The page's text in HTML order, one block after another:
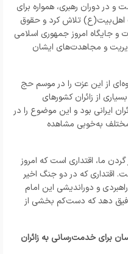
در دوران رهبری، همواره برای
اهل‌بیت(ع) تلاش کرد و حقوق
و جایگاه امروز جمهوری اسلامی
و مجاهدت‌های ایشان
از این عزت را در موسم حج
از زائران کشورهای
ایرانی بود و این موضوع را در
مختلف به‌خوبی مشاهده
ما، اقتداری است که امروز
اقتداری که در دو جنگ اخیر
و دوراندیشی این امام
توفیق دهد که دست‌کم بخشی از
برای خدمت‌رسانی به زائران